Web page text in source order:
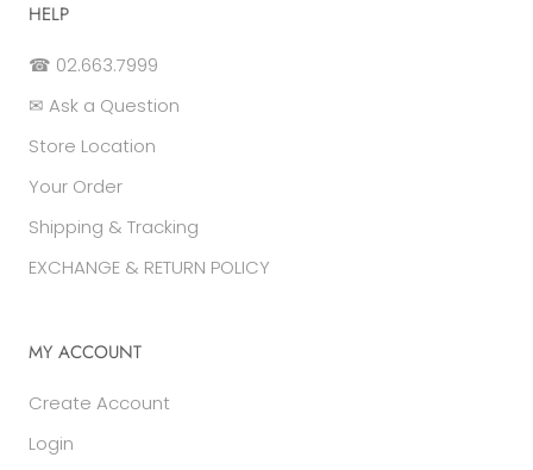
HELP
☎ 02.663.7999
✉ Ask a Question
Store Location
Your Order
Shipping & Tracking
EXCHANGE & RETURN POLICY
MY ACCOUNT
Create Account
Login